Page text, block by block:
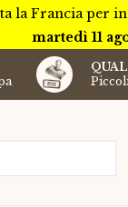
la Francia
martedì 11